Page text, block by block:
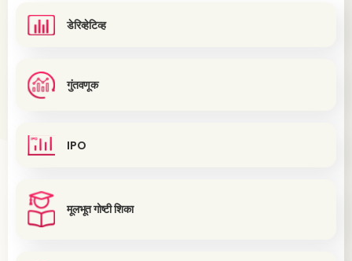
डेरिव्हेटिव्ह
गुंतवणूक
IPO
मूलभूत गोष्टी शिका